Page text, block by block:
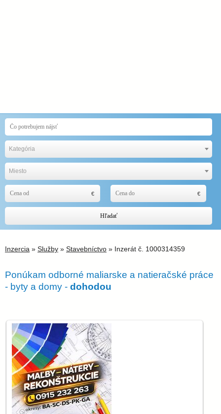
Kategória
Miesto
Hľadať
Inzercia » Služby » Stavebníctvo » Inzerát č. 1000314359
Ponúkam odborné maliarske a natieračské práce
- byty a domy - dohodou